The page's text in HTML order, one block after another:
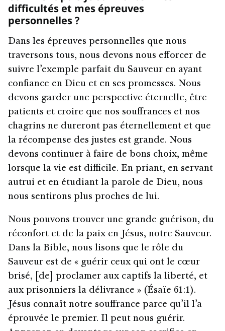
difficultés et mes épreuves
personnelles ?
Dans les épreuves personnelles que nous
traversons tous, nous devons nous efforcer de
suivre l’exemple parfait du Sauveur en ayant
confiance en Dieu et en ses promesses. Nous
devons garder une perspective éternelle, être
patients et croire que nos souffrances et nos
chagrins ne dureront pas éternellement et que
la récompense des justes est grande. Nous
devons continuer à faire de bons choix, même
lorsque la vie est difficile. En priant, en servant
autrui et en étudiant la parole de Dieu, nous
nous sentirons plus proches de lui.
Nous pouvons trouver une grande guérison, du
réconfort et de la paix en Jésus, notre Sauveur.
Dans la Bible, nous lisons que le rôle du
Sauveur est de « guérir ceux qui ont le cœur
brisé, [de] proclamer aux captifs la liberté, et
aux prisonniers la délivrance » (Ésaïe 61:1).
Jésus connaît notre souffrance parce qu’il l’a
éprouvée le premier. Il peut nous guérir.